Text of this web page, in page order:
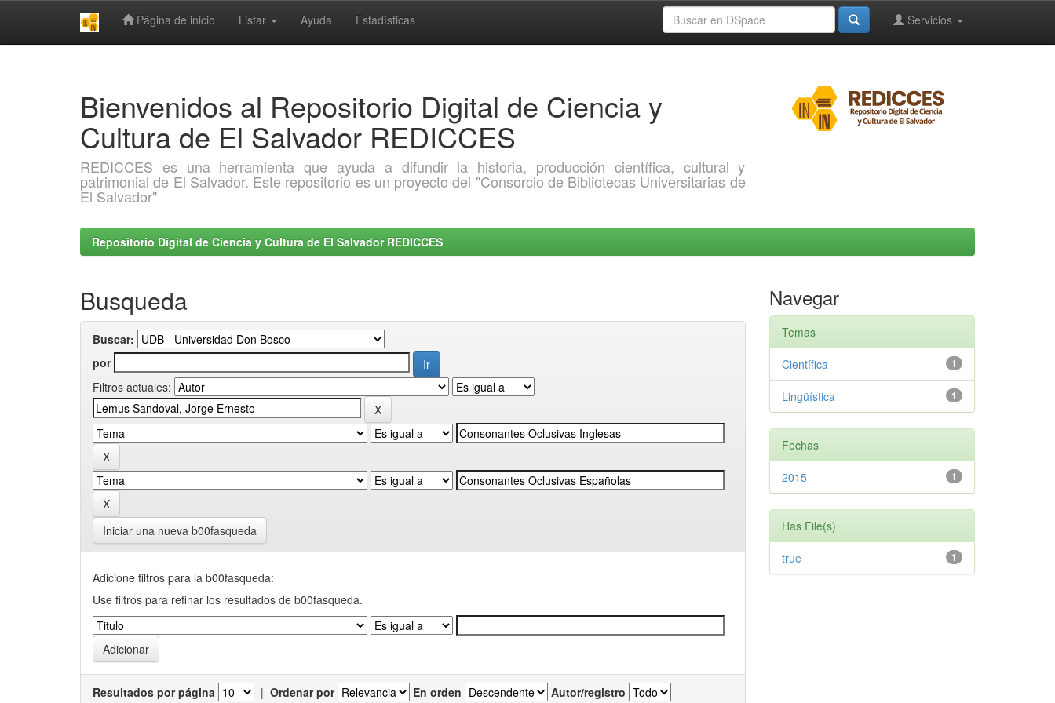
Página de inicio Listar Ayuda Estadísticas Servicios
Bienvenidos al Repositorio Digital de Ciencia y
Cultura de El Salvador REDICCES
REDICCES es una herramienta que ayuda a difundir la historia, producción científica, cultural y
patrimonial de El Salvador. Este repositorio es un proyecto del "Consorcio de Bibliotecas Universitarias de
El Salvador"
Repositorio Digital de Ciencia y Cultura de El Salvador REDICCES
Busqueda
Buscar:
por
Filtros actuales:
Iniciar una nueva b00fasqueda
Adicione filtros para la b00fasqueda:
Use filtros para refinar los resultados de b00fasqueda.
Resultados por página | Ordenar por En orden Autor/registro
Navegar
Temas
1
Científica
1
Lingüística
Fechas
1
2015
Has File(s)
1
true